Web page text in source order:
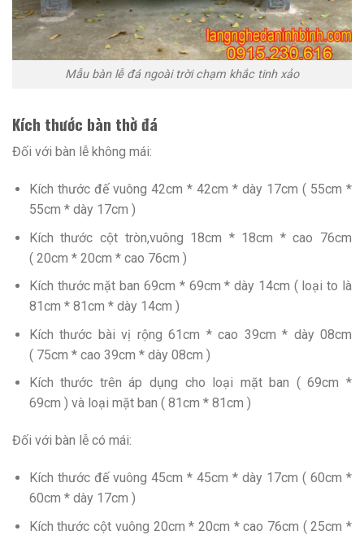
Mẫu bàn lễ đá ngoài trời chạm khắc tinh xảo
Kích thước bàn thờ đá
Đối với bàn lễ không mái:
Kích thước đế vuông 42cm * 42cm * dày 17cm ( 55cm *
55cm * dày 17cm )
Kích thước cột tròn,vuông 18cm * 18cm * cao 76cm
( 20cm * 20cm * cao 76cm )
Kích thước mặt ban 69cm * 69cm * dày 14cm ( loại to là
81cm * 81cm * dày 14cm )
Kích thước bài vị rộng 61cm * cao 39cm * dày 08cm
( 75cm * cao 39cm * dày 08cm )
Kích thước trên áp dụng cho loại mặt ban ( 69cm *
69cm ) và loại mặt ban ( 81cm * 81cm )
Đối với bàn lễ có mái:
Kích thước đế vuông 45cm * 45cm * dày 17cm ( 60cm *
60cm * dày 17cm )
Kích thước cột vuông 20cm * 20cm * cao 76cm ( 25cm *